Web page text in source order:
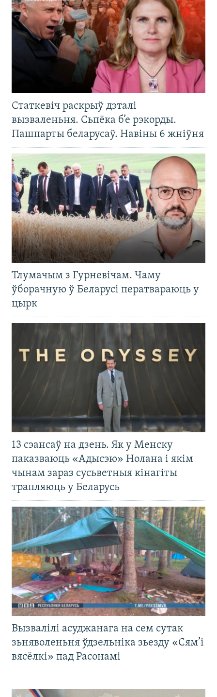
Статкевіч раскрыў дэталі
вызваленьня. Сьпёка б’е рэкорды.
Пашпарты беларусаў. Навіны 6 жніўня
Тлумачым з Гурневічам. Чаму
ўборачную ў Беларусі ператвараюць у
цырк
13 сэансаў на дзень. Як у Менску
паказваюць «Адысэю» Нолана і якім
чынам зараз сусьветныя кінагіты
трапляюць у Беларусь
Вызвалілі асуджанага на сем сутак
зьняволеньня ўдзельніка зьезду «Сям’і
вясёлкі» пад Расонамі